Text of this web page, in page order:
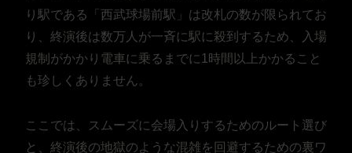
り駅である「西武球場前駅」は改札の数が限られてお
り、終演後は数万人が一斉に駅に殺到するため、入場
規制がかかり電車に乗るまでに1時間以上かかること
も珍しくありません。
ここでは、スムーズに会場入りするためのルート選び
と、終演後の地獄のような混雑を回避するための裏ワ